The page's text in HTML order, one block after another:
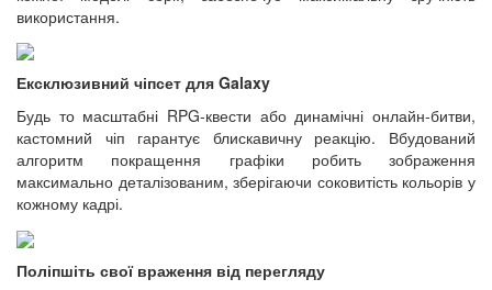
використання.
Ексклюзивний чіпсет для Galaxy
Будь то масштабні RPG-квести або динамічні онлайн-битви,
кастомний чіп гарантує блискавичну реакцію. Вбудований
алгоритм покращення графіки робить зображення
максимально деталізованим, зберігаючи соковитість кольорів у
кожному кадрі.
Поліпшіть свої враження від перегляду